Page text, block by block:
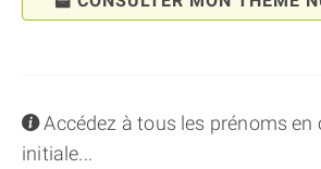
infoAccédez à tous les prénoms en
initiale...